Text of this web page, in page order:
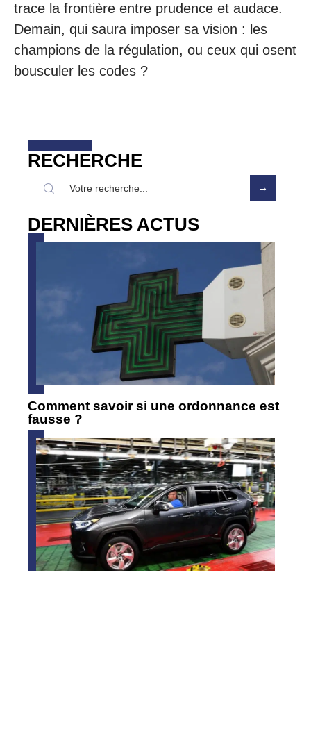
trace la frontière entre prudence et audace.
Demain, qui saura imposer sa vision : les
champions de la régulation, ou ceux qui osent
bousculer les codes ?
RECHERCHE
DERNIÈRES ACTUS
Comment savoir si une ordonnance est
fausse ?